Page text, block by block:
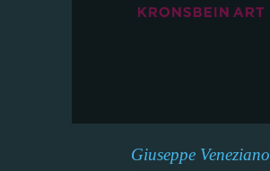
Giuseppe Veneziano